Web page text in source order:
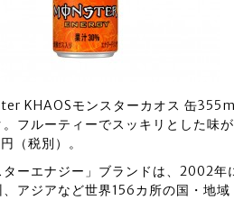
KHAOSモンスターカオス 缶
。フルーティーでスッキリとした味
（税別）。
ターエナジー」ブランドは、2002
アジアなど世界156カ所の国・地